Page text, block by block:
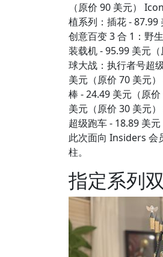
（原价 90 美元）
植系列：插花 - 87.99
创意百变 3 合 1：野
装载机 - 95.99 美元
球大战：执行者号超
美元（原价 70 美元
棒 - 24.49 美元（原
美元（原价 30 美元
超级跑车 - 18.89 美元
此次面向 Insiders 会
柱。
指定系列